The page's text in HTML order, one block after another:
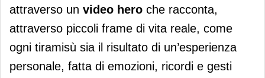
attraverso un video hero che racconta,
attraverso piccoli frame di vita reale, come
ogni tiramisù sia il risultato di un’esperienza
personale, fatta di emozioni, ricordi e gesti